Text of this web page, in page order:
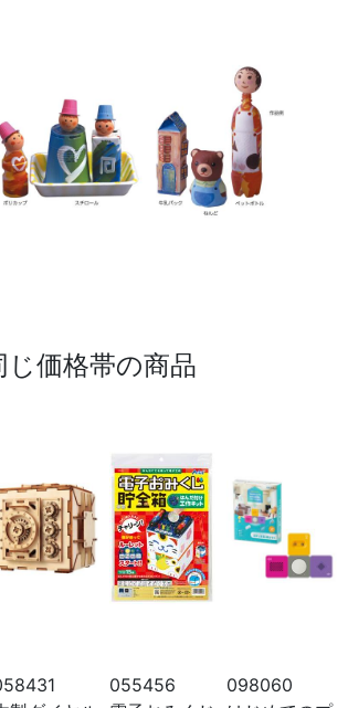
価格帯の商品
055456
098060